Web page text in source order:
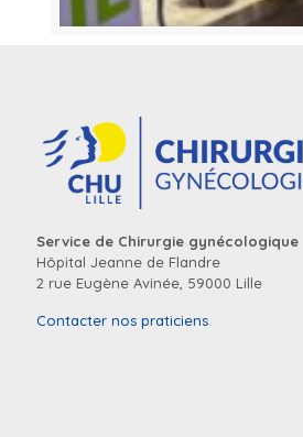
Service de Chirurgie gynécologique
Hôpital Jeanne de Flandre
2 rue Eugène Avinée, 59000 Lille
Contacter nos praticiens